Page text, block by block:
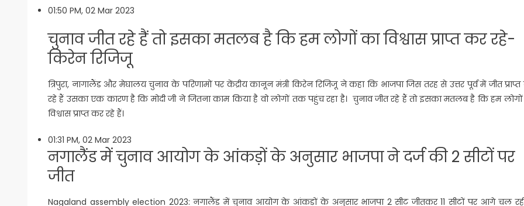
01:50 PM, 02 Mar 2023
चुनाव जीत रहे हैं तो इसका मतलब है कि हम लोगों का विश्वास प्राप्त कर रहे-
किरेन रिजिजू
त्रिपुरा, नागालैंड और मेघालय चुनाव के परिणामों पर केंद्रीय कानून मंत्री किरेन रिजिजू ने कहा कि भाजपा जिस तरह से उत्तर पूर्व में जीत
रहे हैं उसका एक कारण है कि मोदी जी ने जितना काम किया है वो लोगों तक पहुंच रहा है। चुनाव जीत रहे हैं तो इसका मतलब है कि हम
विश्वास प्राप्त कर रहे हैं।
01:31 PM, 02 Mar 2023
नगालैंड में चुनाव आयोग के आंकड़ों के अनुसार भाजपा ने दर्ज की 2 सीटों पर
जीत
Nagaland assembly election 2023: नगालैंड में चुनाव आयोग के आंकड़ों के अनुसार भाजपा 2 सीट जीतकर 11 सीटों पर आगे चल